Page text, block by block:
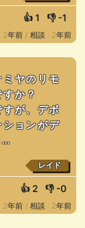
👍 1 👎 -1
2年前 / 相談 : 2年前
ヤのリモ
か？
が、デボ
ションがデ
レイド
👍 2 👎 -0
2年前 / 相談 : 2年前